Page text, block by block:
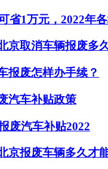
省1万元，2022年
京取消车辆报废多
报废怎样办手续？
汽车补贴政策
废汽车补贴2022
京报废车辆多久才